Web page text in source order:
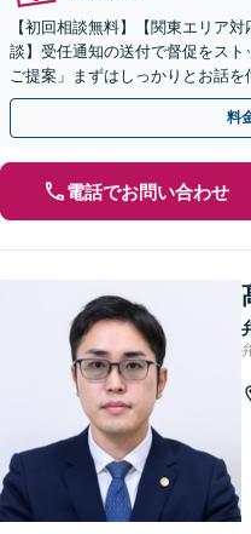
【初回相談無料】【関東エリア
談】受任通知の送付で督促をス
ご提案」まずはしっかりとお話
寧にお聞きするので、ぜひお気軽
料
電話でお問い合わせ